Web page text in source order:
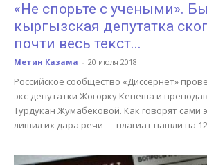
«Не спорьте с учеными».
кыргызская депутатка
почти весь текст...
Метин Казама - 20 июля 2018
Российское сообщество «Диссернет»
экс-депутатки Жогорку Кенеша и
Турдукан Жумабековой. Как говорят сами
лишил их дара речи — плагиат нашли на